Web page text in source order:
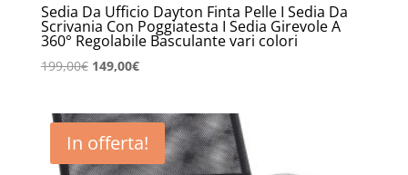
Sedia Da Ufficio Dayton Finta Pelle I Sedia Da
Scrivania Con Poggiatesta I Sedia Girevole A
360° Regolabile Basculante vari colori
199,00€ Il
era:
199,00€.
149,00€Il
è:
149,00€.
In offerta!